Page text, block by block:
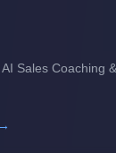
Sales Coaching